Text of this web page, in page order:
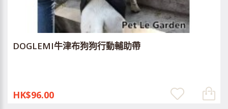
DOGLEMI牛津布狗狗行動輔助帶
HK$96.00